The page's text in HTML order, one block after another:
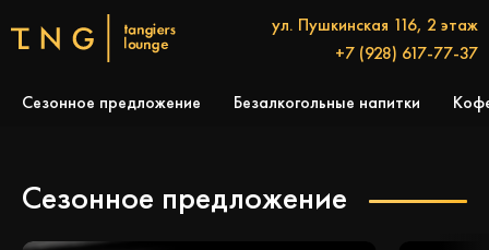
ул. Пушкинская 116, 2 этаж
+7 (928) 617-77-37
Сезонное предложение Безалкогольные напитки
Сезонное предложение